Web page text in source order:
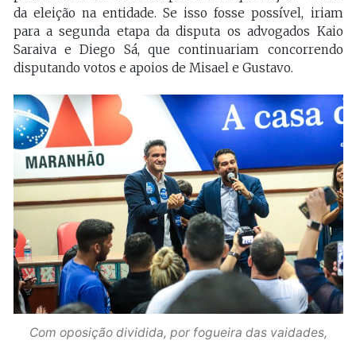
da eleição na entidade. Se isso fosse possível, iriam
para a segunda etapa da disputa os advogados Kaio
Saraiva e Diego Sá, que continuariam concorrendo
disputando votos e apoios de Misael e Gustavo.
Com oposição dividida, por fogueira das vaidades,